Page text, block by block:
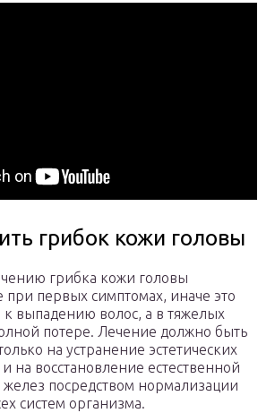
грибок кожи головы
грибка кожи головы
при первых симптомах, иначе это
к выпадению волос, а в тяжелых
потере. Лечение должно быть
на устранение эстетических
на восстановление естественной
посредством нормализации
систем организма.